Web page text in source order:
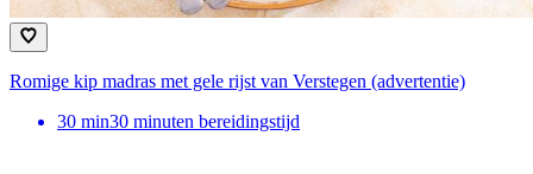
Romige kip madras met gele rijst van Verstegen (advertentie)
30 min30 minuten bereidingstijd